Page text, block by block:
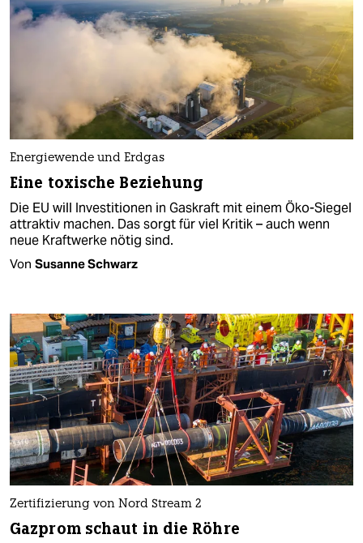
Energiewende und Erdgas
Eine toxische Beziehung
Die EU will Investitionen in Gaskraft mit einem Öko-Siegel
attraktiv machen. Das sorgt für viel Kritik – auch wenn
neue Kraftwerke nötig sind.
Von Susanne Schwarz
Zertifizierung von Nord Stream 2
Gazprom schaut in die Röhre